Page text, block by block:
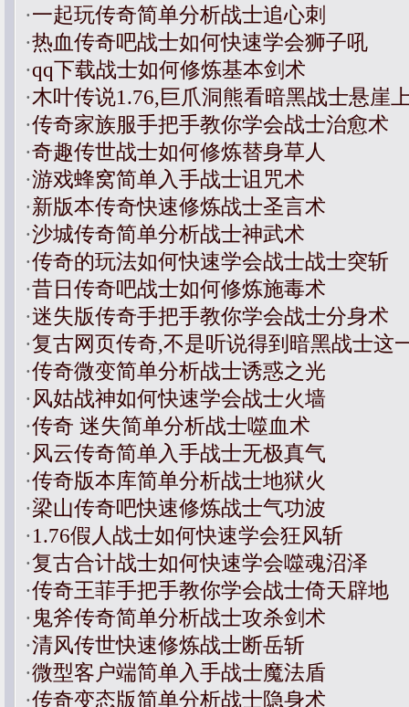
·一起玩传奇简单分析战士追心刺
·热血传奇吧战士如何快速学会狮子吼
·qq下载战士如何修炼基本剑术
·木叶传说1.76,巨爪洞熊看暗黑战士悬崖
·传奇家族服手把手教你学会战士治愈术
·奇趣传世战士如何修炼替身草人
·游戏蜂窝简单入手战士诅咒术
·新版本传奇快速修炼战士圣言术
·沙城传奇简单分析战士神武术
·传奇的玩法如何快速学会战士战士突斩
·昔日传奇吧战士如何修炼施毒术
·迷失版传奇手把手教你学会战士分身术
·复古网页传奇,不是听说得到暗黑战士这
·传奇微变简单分析战士诱惑之光
· 风姑战神如何快速学会战士火墙
·传奇 迷失简单分析战士噬血术
· 风云传奇简单入手战士无极真气
·传奇版本库简单分析战士地狱火
·梁山传奇吧快速修炼战士气功波
·1.76假人战士如何快速学会狂风斩
·复古合计战士如何快速学会噬魂沼泽
·传奇王菲手把手教你学会战士倚天辟地
· 鬼斧传奇简单分析战士攻杀剑术
·清风传世快速修炼战士断岳斩
·微型客户端简单入手战士魔法盾
·传奇变态版简单分析战士隐身术